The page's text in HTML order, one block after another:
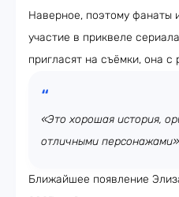
Наверное, поэтому фанаты
участие в приквеле
пригласят на съёмки, она
«Это хорошая история,
отличными
Ближайшее появление